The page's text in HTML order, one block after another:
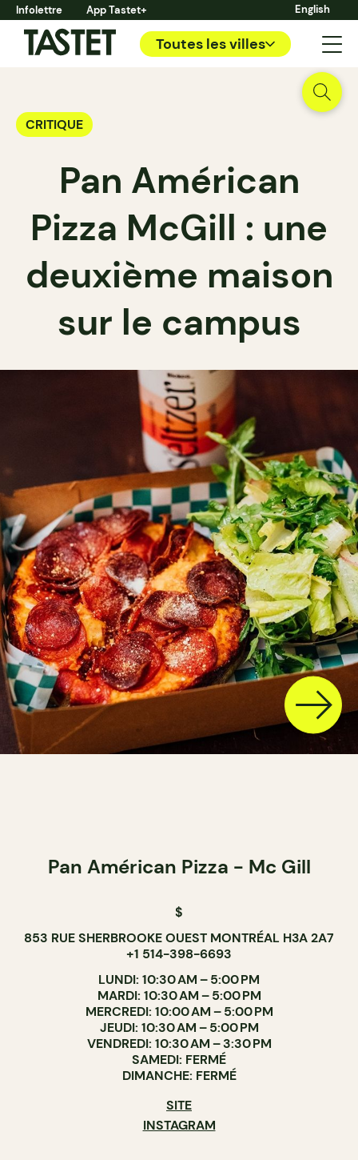
Infolettre App Tastet+ English
Toutes les villes
CRITIQUE
Pan Américan
Pizza McGill : une
deuxième maison
sur le campus
Pan Américan Pizza - Mc Gill
$
853 RUE SHERBROOKE OUEST MONTRÉAL H3A 2A7
+1 514-398-6693
LUNDI: 10:30 AM – 5:00 PM
MARDI: 10:30 AM – 5:00 PM
MERCREDI: 10:00 AM – 5:00 PM
JEUDI: 10:30 AM – 5:00 PM
VENDREDI: 10:30 AM – 3:30 PM
SAMEDI: FERMÉ
DIMANCHE: FERMÉ
SITE
INSTAGRAM